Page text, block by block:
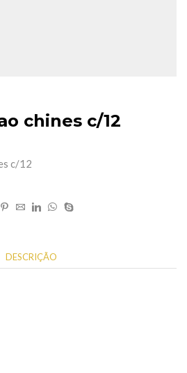
chines c/12
c/12
DESCRIÇÃO